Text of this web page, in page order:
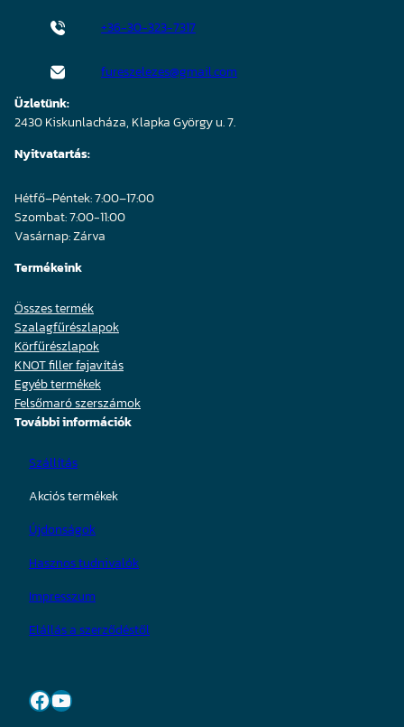
+36-30-323-7317
fureszelezes@gmail.com
Üzletünk:
2430 Kiskunlacháza, Klapka György u. 7.
Nyitvatartás:
Hétfő–Péntek: 7:00–17:00
Szombat: 7:00-11:00
Vasárnap: Zárva
Termékeink
Összes termék
Szalagfűrészlapok
Körfűrészlapok
KNOT filler fajavítás
Egyéb termékek
Felsőmaró szerszámok
További információk
Szállítás
Akciós termékek
Újdonságok
Hasznos tudnivalók
Impresszum
Elállás a szerződéstől
Facebook YouTube